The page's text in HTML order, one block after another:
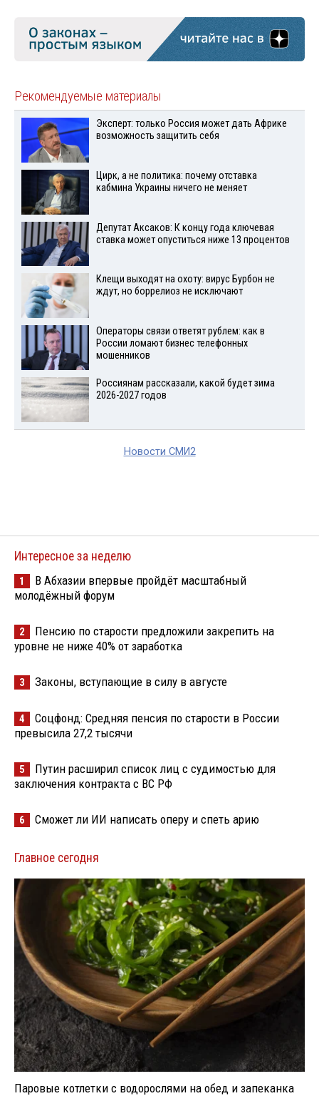
Рекомендуемые материалы
Эксперт: только Россия может дать Африке
возможность защитить себя
Цирк, а не политика: почему отставка
кабмина Украины ничего не меняет
Депутат Аксаков: К концу года ключевая
ставка может опуститься ниже 13 процентов
Клещи выходят на охоту: вирус Бурбон не
ждут, но боррелиоз не исключают
Операторы связи ответят рублем: как в
России ломают бизнес телефонных
мошенников
Россиянам рассказали, какой будет зима
2026-2027 годов
Новости СМИ2
Интересное за неделю
1
В Абхазии впервые пройдёт масштабный
молодёжный форум
2
Пенсию по старости предложили закрепить на
уровне не ниже 40% от заработка
3 Законы, вступающие в силу в августе
4
Соцфонд: Средняя пенсия по старости в России
превысила 27,2 тысячи
5
Путин расширил список лиц с судимостью для
заключения контракта с ВС РФ
6 Сможет ли ИИ написать оперу и спеть арию
Главное сегодня
Паровые котлетки с водорослями на обед и запеканка